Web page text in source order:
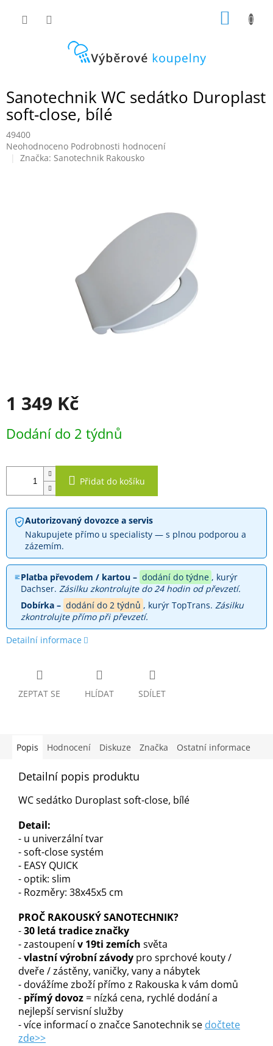
Sanotechnik WC sedátko Duroplast
soft-close, bílé
49400
Průměrné
hodnocení
Neohodnoceno Podrobnosti hodnocení
Značka: Sanotechnik Rakousko
1 349 Kč
cena:
Dodání do 2 týdnů
Přidat do košíku
Autorizovaný dovozce a servis
Nakupujete přímo u specialisty — s plnou podporou a
zázemím.
Platba převodem / kartou – dodání do týdne , kurýr
Dachser. Zásilku zkontrolujte do 24 hodin od převzetí.
Dobírka – dodání do 2 týdnů , kurýr TopTrans. Zásilku
zkontrolujte přímo při převzetí.
Detailní informace
ZEPTAT SE HLÍDAT SDÍLET
Popis Hodnocení Diskuze Značka Ostatní informace
Detailní popis produktu
WC sedátko Duroplast soft-close, bílé
Detail:
- u univerzální tvar
- soft-close systém
- EASY QUICK
- optik: slim
- Rozměry: 38x45x5 cm
PROČ RAKOUSKÝ SANOTECHNIK?
-30 letá tradice značky
- zastoupenív 19ti zemích světa
-vlastní výrobní závody pro sprchové kouty /
dveře / zástěny, vaničky, vany a nábytek
- dovážíme zboží přímo z Rakouska k vám domů
- přímý dovoz= nízká cena, rychlé dodání a
nejlepší servisní služby
- více informací o značce Sanotechnik se dočtete
zde>>